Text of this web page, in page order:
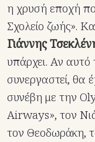
η χρυσή εποχή
Σχολείο ζωής».
Γιάννης
υπάρχει. Αν αυτό
συνεργαστεί, θα
συνέβη με την
Airways», τον
τον Θεοδωράκη,